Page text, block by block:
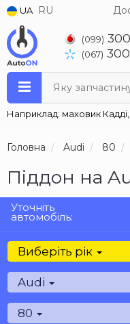
UA RU
(099)
(067)
Яку
Наприклад: маховик Кадді,
Головна Audi 80
Піддон на
Уточніть
автомобіль:
Виберіть рік
Audi
80